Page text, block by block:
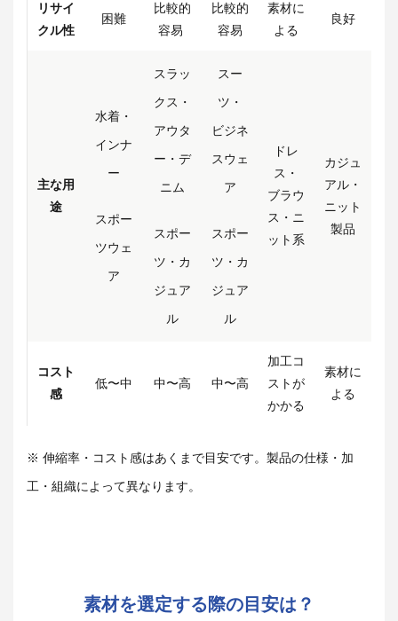
リサイ
クル性
困難
比較的
容易
比較的
容易
素材に
よる
良好
主な用
途
水着・
インナ
ー
スポー
ツウェ
ア
スラッ
クス・
アウタ
ー・デ
ニム
スポー
ツ・カ
ジュア
ル
スー
ツ・
ビジネ
スウェ
ア
スポー
ツ・カ
ジュア
ル
ドレ
ス・
ブラウ
ス・ニ
ット系
カジュ
アル・
ニット
製品
コスト
感
低〜中 中〜高 中〜高
加工コ
ストが
かかる
素材に
よる
※ 伸縮率・コスト感はあくまで目安です。製品の仕様・加
工・組織によって異なります。
素材を選定する際の目安は？